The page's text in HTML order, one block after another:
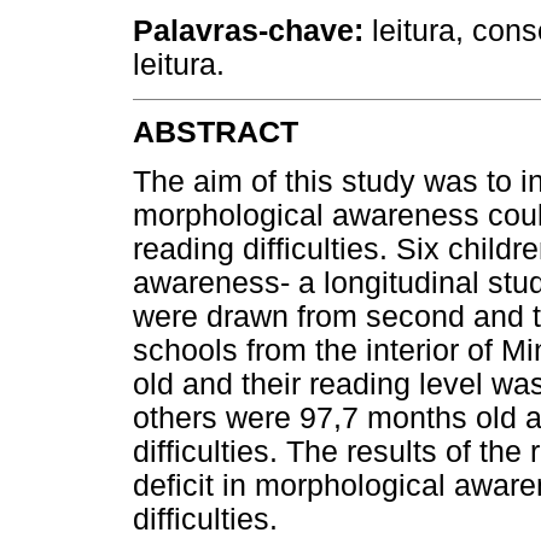
Palavras-chave: leitura,
leitura.
ABSTRACT
The aim of this study was to
morphological awareness
reading difficulties. Six
awareness- a longitudinal
were drawn from second and
schools from the interior of
old and their reading level
others were 97,7 months old
difficulties. The results of the
deficit in morphological
difficulties.